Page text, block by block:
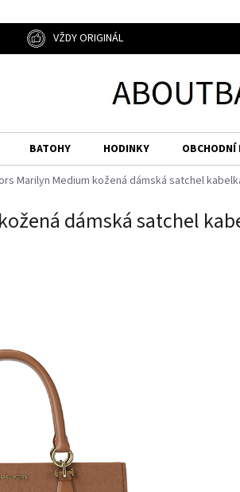
VŽDY ORIGINÁL
BATOHY HODINKY
Marilyn Medium kožená dámská satchel
dámská satchel